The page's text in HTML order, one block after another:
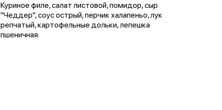
Куриное филе, салат листовой, помидор, сыр
"Чеддер", соус острый, перчик халапеньо, лук
репчатый, картофельные дольки, лепешка
пшеничная.